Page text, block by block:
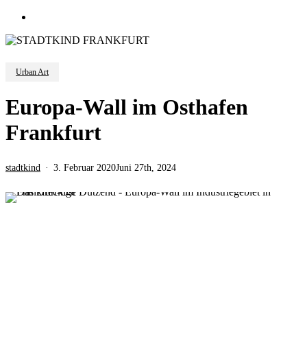
Urban Art
Europa-Wall im Osthafen
Frankfurt
stadtkind 3. Februar 2020Juni 27th, 2024